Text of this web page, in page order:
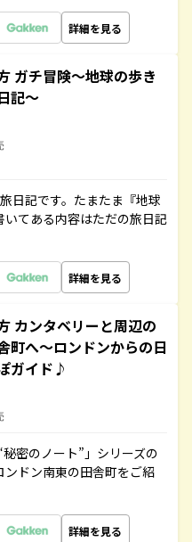
詳細を見る
ガチ冒険～地球の歩き
記～
日記です。たまたま『地球
てある内容はただの旅日記
詳細を見る
カンタベリーと周辺の
町へ～ロンドンからの日
ガイド♪
密のノート”」シリーズの
ドン南東の田舎町をご紹
詳細を見る